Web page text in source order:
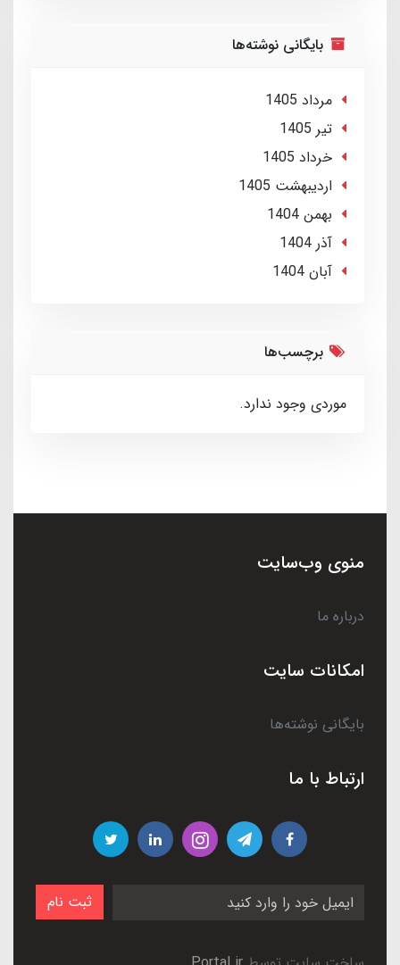
بایگانی نوشته‌ها
مرداد 1405
تير 1405
خرداد 1405
ارديبهشت 1405
بهمن 1404
آذر 1404
آبان 1404
برچسب‌ها
موردی وجود ندارد.
منوی وب‌سایت
درباره ما
امکانات سایت
بایگانی نوشته‌ها
ارتباط با ما
ثبت نام